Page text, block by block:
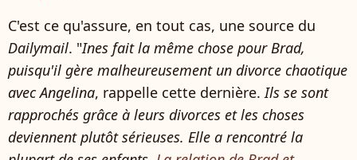
C'est ce qu'assure, en tout cas, une source du
Dailymail. "Ines fait la même chose pour Brad,
puisqu'il gère malheureusement un divorce chaotique
avec Angelina, rappelle cette dernière. Ils se sont
rapprochés grâce à leurs divorces et les choses
deviennent plutôt sérieuses. Elle a rencontré la